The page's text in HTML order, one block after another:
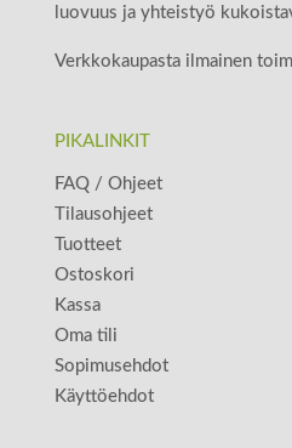
luovuus ja yhteistyö
Verkkokaupasta ilmainen
PIKALINKIT
FAQ / Ohjeet
Tilausohjeet
Tuotteet
Ostoskori
Kassa
Oma tili
Sopimusehdot
Käyttöehdot